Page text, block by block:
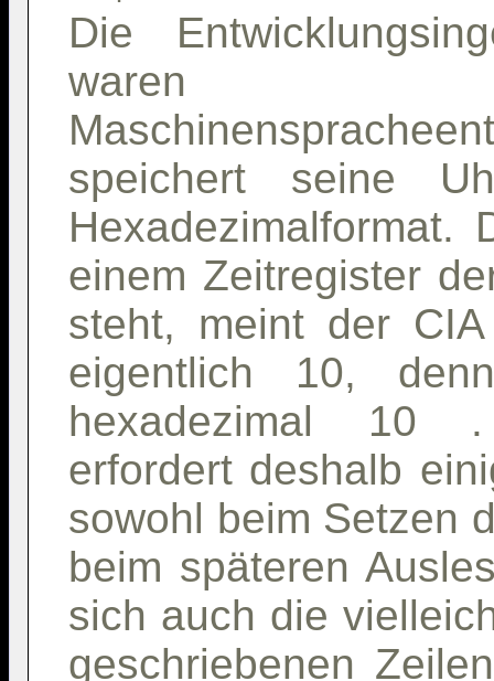
Die
waren
speichert seine
Hexadezimalformat.
einem Zeitregister
steht, meint der
eigentlich 10,
hexadezimal 10
erfordert deshalb
sowohl beim Setzen
beim späteren
sich auch die
geschriebenen